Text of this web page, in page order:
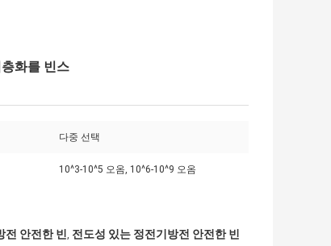
화를 빈스
다중 선택
10^3-10^5 오옴, 10^6-10^9 오옴
전 안전한 빈, 전도성 있는 정전기방전 안전한 빈